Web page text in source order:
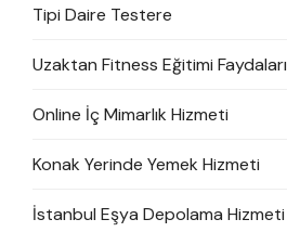
Tipi Daire Testere
Uzaktan Fitness Eğitimi Faydaları
Online İç Mimarlık Hizmeti
Konak Yerinde Yemek Hizmeti
İstanbul Eşya Depolama Hizmeti